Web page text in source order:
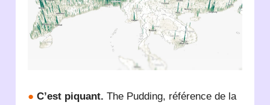
● C’est piquant. The Pudding, référence de la